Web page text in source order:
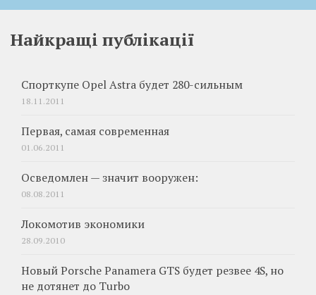
Найкращі публікації
Спорткупе Opel Astra будет 280-сильным
18.11.2011
Первая, самая современная
01.06.2011
Осведомлен — значит вооружен:
08.08.2011
Локомотив экономики
28.09.2010
Новый Porsche Panamera GTS будет резвее 4S, но
не дотянет до Turbo